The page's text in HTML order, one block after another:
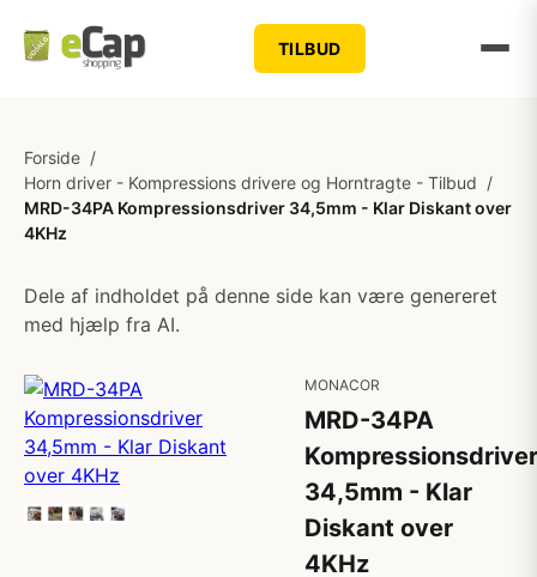
TILBUD
Forside /
Horn driver - Kompressions drivere og Horntragte - Tilbud /
MRD-34PA Kompressionsdriver 34,5mm - Klar Diskant over
4KHz
Dele af indholdet på denne side kan være genereret
med hjælp fra AI.
MONACOR
MRD-34PA
Kompressionsdriver
34,5mm - Klar
Diskant over
4KHz